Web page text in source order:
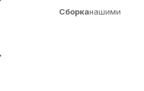
Сборканашими